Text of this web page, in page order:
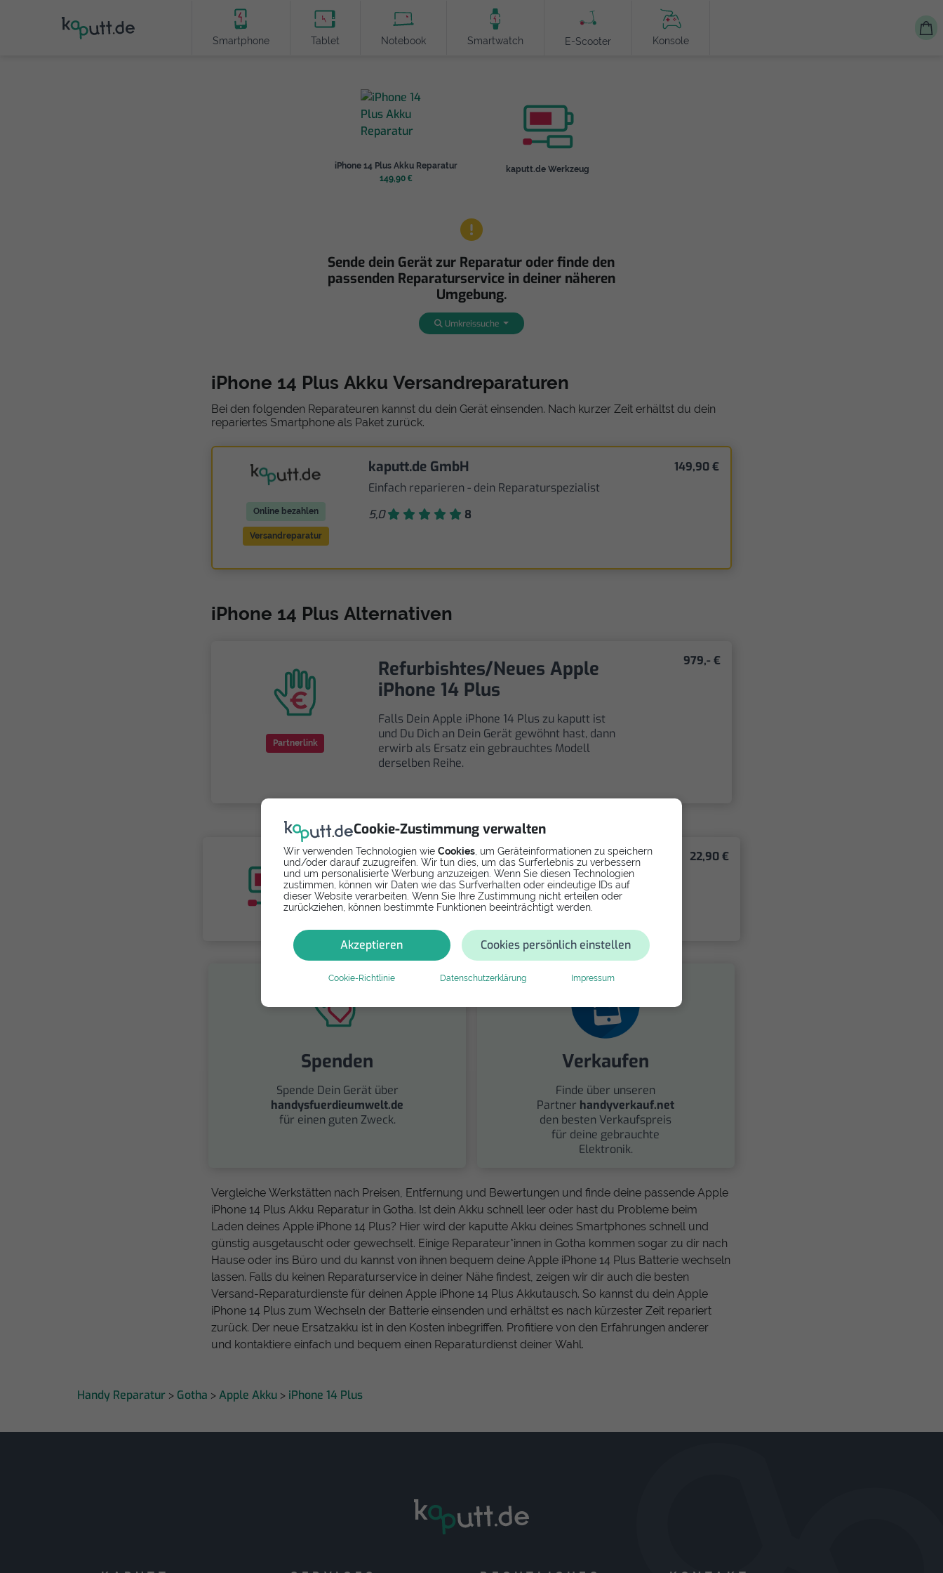
Cookie-Zustimmung verwalten
Wir verwenden Technologien wie Cookies , um Geräteinformationen zu speichern
und/oder darauf zuzugreifen. Wir tun dies, um das Surferlebnis zu verbessern
und um personalisierte Werbung anzuzeigen. Wenn Sie diesen Technologien
zustimmen, können wir Daten wie das Surfverhalten oder eindeutige IDs auf
dieser Website verarbeiten. Wenn Sie Ihre Zustimmung nicht erteilen oder
zurückziehen, können bestimmte Funktionen beeinträchtigt werden.
Akzeptieren Cookies persönlich einstellen
Cookie-Richtlinie Datenschutzerklärung Impressum
Smartphone Tablet Notebook Smartwatch E-Scooter Konsole
iPhone 14 Plus Akku Reparatur
149,90 €
kaputt.de Werkzeug
Sende dein Gerät zur Reparatur oder finde den
passenden Reparaturservice in deiner näheren
Umgebung.
Umkreissuche
iPhone 14 Plus Akku Versandreparaturen
Bei den folgenden Reparateuren kannst du dein Gerät einsenden. Nach kurzer Zeit erhältst du dein
repariertes Smartphone als Paket zurück.
Online bezahlen
Versandreparatur
kaputt.de GmbH
Einfach reparieren - dein Reparaturspezialist
5,0
8
149,90 €
iPhone 14 Plus Alternativen
Partnerlink
Refurbishtes/Neues Apple
iPhone 14 Plus
Falls Dein Apple iPhone 14 Plus zu kaputt ist
und Du Dich an Dein Gerät gewöhnt hast, dann
erwirb als Ersatz ein gebrauchtes Modell
derselben Reihe.
979,- €
Selbst reparieren
Repariere dein iPhone 14 Plus - Akku mit Videoanleitung
selbst. Ersatzteile ab
22,90 €
Spenden
Spende Dein Gerät über
handysfuerdieumwelt.de
für einen guten Zweck.
Verkaufen
Finde über unseren
Partner handyverkauf.net
den besten Verkaufspreis
für deine gebrauchte
Elektronik.
Vergleiche Werkstätten nach Preisen, Entfernung und Bewertungen und finde deine passende Apple
iPhone 14 Plus Akku Reparatur in Gotha. Ist dein Akku schnell leer oder hast du Probleme beim
Laden deines Apple iPhone 14 Plus? Hier wird der kaputte Akku deines Smartphones schnell und
günstig ausgetauscht oder gewechselt. Einige Reparateur*innen in Gotha kommen sogar zu dir nach
Hause oder ins Büro und du kannst von ihnen bequem deine Apple iPhone 14 Plus Batterie wechseln
lassen. Falls du keinen Reparaturservice in deiner Nähe findest, zeigen wir dir auch die besten
Versand-Reparaturdienste für deinen Apple iPhone 14 Plus Akkutausch. So kannst du dein Apple
iPhone 14 Plus zum Wechseln der Batterie einsenden und erhältst es nach kürzester Zeit repariert
zurück. Der neue Ersatzakku ist in den Kosten inbegriffen. Profitiere von den Erfahrungen anderer
und kontaktiere einfach und bequem einen Reparaturdienst deiner Wahl.
Handy Reparatur > Gotha > Apple Akku > iPhone 14 Plus